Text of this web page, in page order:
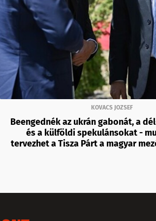
KOVACS JOZSEF
Beengednék az ukrán gabonát, a
és a külföldi spekulánsokat -
tervezhet a Tisza Párt a magyar